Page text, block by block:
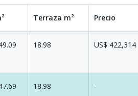
Terraza m² Precio
18.98 US$ 422,314
18.98 -